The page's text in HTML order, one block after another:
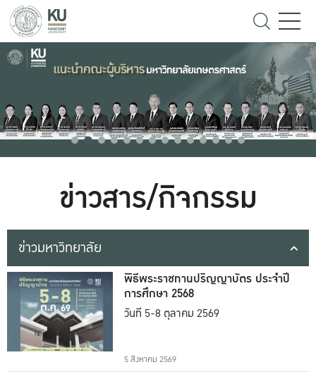
ข่าวสาร/กิจกรรม
ข่าวมหาวิทยาลัย
พิธีพระราชทานปริญญาบัตร ประจำปี
การศึกษา 2568
วันที่ 5-8 ตุลาคม 2569
5 สิงหาคม 2569